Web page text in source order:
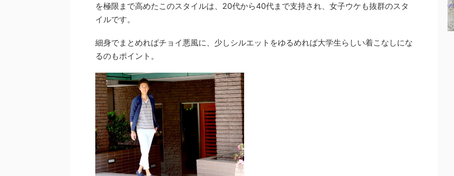
を極限まで高めたこのスタイルは、20代から40代まで支持され、女子ウケも抜群のスタ
イルです。
細身でまとめればチョイ悪風に、少しシルエットをゆるめれば大学生らしい着こなしにな
るのもポイント。